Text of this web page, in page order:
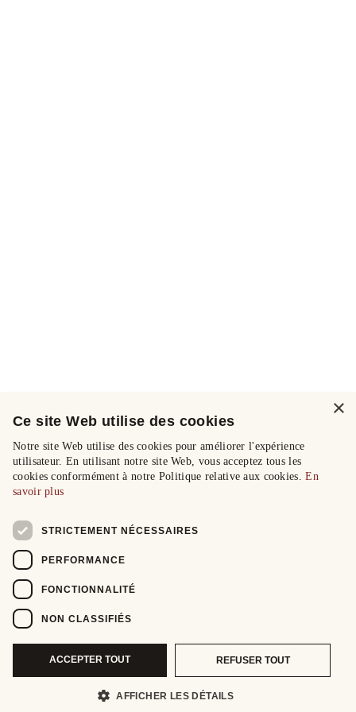
×
Ce site Web utilise des cookies
Notre site Web utilise des cookies pour améliorer l'expérience
utilisateur. En utilisant notre site Web, vous acceptez tous les
cookies conformément à notre Politique relative aux cookies.En
savoir plus
STRICTEMENT NÉCESSAIRES
PERFORMANCE
FONCTIONNALITÉ
NON CLASSIFIÉS
ACCEPTER TOUT REFUSER TOUT
AFFICHER LES DÉTAILS